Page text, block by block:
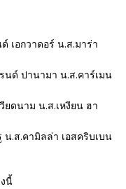
เอกวาดอร์ น.ส.มาร่า
นด์ ปานามา น.ส.คาร์เมน
ดนาม น.ส.เหงียน ฮา
น.ส.คามิลล่า เอสคริบเบน
นี้